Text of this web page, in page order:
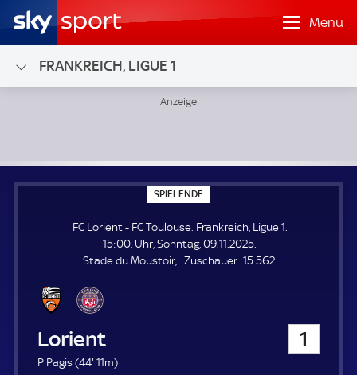
Menü
FRANKREICH, LIGUE 1
SPIELENDE
P
E
L
E
N
FC Lorient - FC Toulouse. Frankreich, Ligue 1.
15:00, Uhr, Sonntag, 09.11.2025.
Stade du Moustoir
Zuschauer: Z
15.562.
FC Lorient 1
P Pagis (44'411m)